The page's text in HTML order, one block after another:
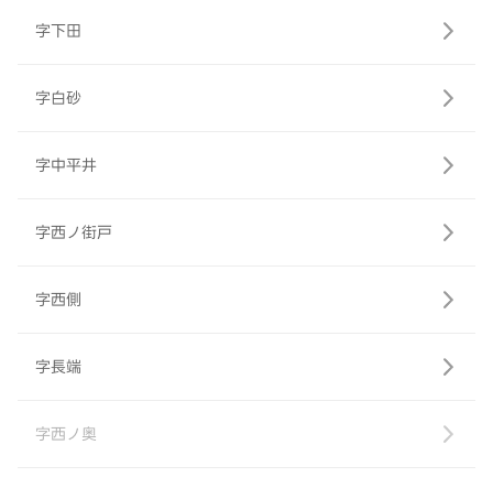
字下田
字白砂
字中平井
字西ノ街戸
字西側
字長端
字西ノ奥